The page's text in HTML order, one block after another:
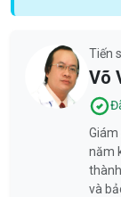
Tiến
Võ
Giám
năm
và